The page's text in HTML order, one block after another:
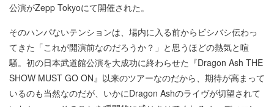
公演がZepp Tokyoにて開催された。
そのハンパないテンションは、場内に入る前からビシバシ伝わっ
てきた「これが開演前なのだろうか？」と思うほどの熱気と喧
騒。初の日本武道館公演を大成功に終わらせた『Dragon Ash THE
SHOW MUST GO ON』以来のツアーなのだから、期待が高まって
いるのも当然なのだが、いかにDragon Ashのライヴが切望されて